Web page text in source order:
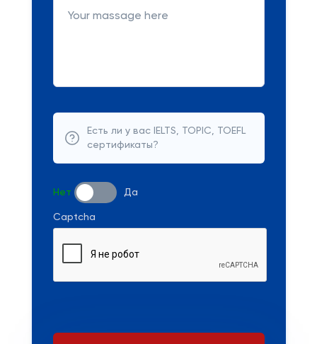
Есть ли у вас IELTS, TOPIC, TOEFL
сертификаты?
Нет Да
Captcha